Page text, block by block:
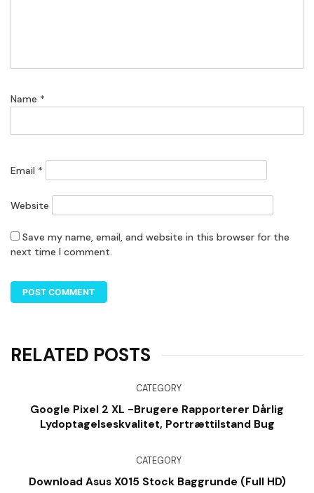
Name *
Email *
Website
Save my name, email, and website in this browser for the
next time I comment.
RELATED POSTS
CATEGORY
Google Pixel 2 XL -brugere Rapporterer Dårlig
Lydoptagelseskvalitet, Portrættilstand Bug
CATEGORY
Download Asus X015 Stock Baggrunde (Full HD)